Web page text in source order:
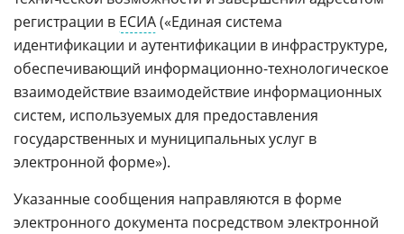
регистрации в ЕСИА(«Единая система
идентификации и аутентификации в инфраструктуре,
обеспечивающий информационно-технологическое
взаимодействие взаимодействие информационных
систем, используемых для предоставления
государственных и муниципальных услуг в
электронной форме»).
Указанные сообщения направляются в форме
электронного документа посредством электронной